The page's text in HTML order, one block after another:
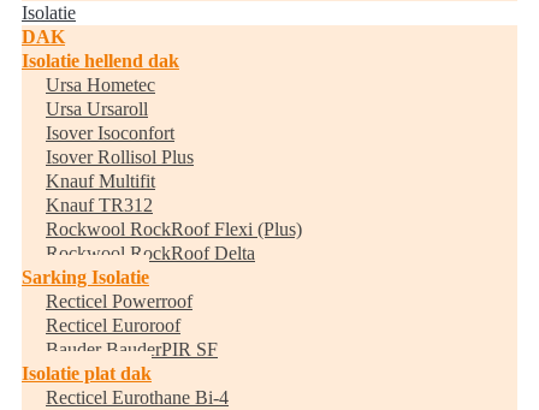
Isolatie
DAK
Isolatie hellend dak
Ursa Hometec
Ursa Ursaroll
Isover Isoconfort
Isover Rollisol Plus
Knauf Multifit
Knauf TR312
Rockwool RockRoof Flexi (Plus)
Rockwool RockRoof Delta
Sarking Isolatie
Recticel Powerroof
Recticel Euroroof
Bauder BauderPIR SF
Isolatie plat dak
Recticel Eurothane Bi-4